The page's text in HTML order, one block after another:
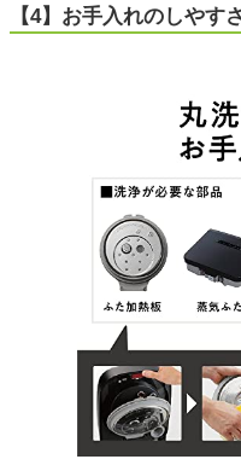
【4】お手入れのしやす